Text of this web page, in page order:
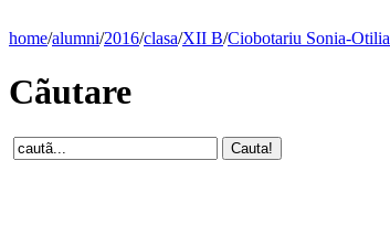
home/alumni/2016/clasa/XII B/Ciobotariu Sonia-Otilia
Cãutare